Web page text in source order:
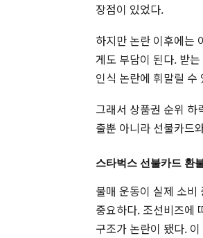
장점이 있었다.
하지만 논란 이후에는
게도 부담이 된다. 받
인식 논란에 휘말릴 수
그래서 상품권 순위 하
출뿐 아니라 선불카드
스타벅스 선불카드 환
불매 운동이 실제 소
중요하다. 조선비즈에
구조가 논란이 됐다.